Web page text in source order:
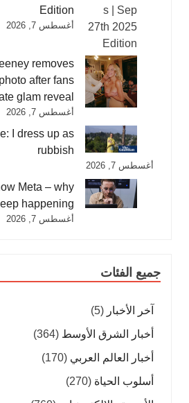
Edition
أغسطس 7, 2026
removes
after fans
glam reveal
أغسطس 7, 2026
I dress up as
rubbish
أغسطس 7, 2026
Meta – why
happening?
أغسطس 7, 2026
جميع الفئات
آخر الأخبار (5)
أخبار الشرق الأوسط (364)
أخبار العالم العربي (170)
أسلوب الحياة (270)